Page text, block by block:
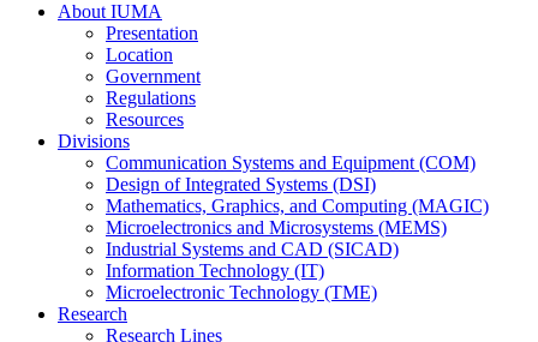
About IUMA
Presentation
Location
Government
Regulations
Resources
Divisions
Communication Systems and Equipment (COM)
Design of Integrated Systems (DSI)
Mathematics, Graphics, and Computing (MAGIC)
Microelectronics and Microsystems (MEMS)
Industrial Systems and CAD (SICAD)
Information Technology (IT)
Microelectronic Technology (TME)
Research
Research Lines